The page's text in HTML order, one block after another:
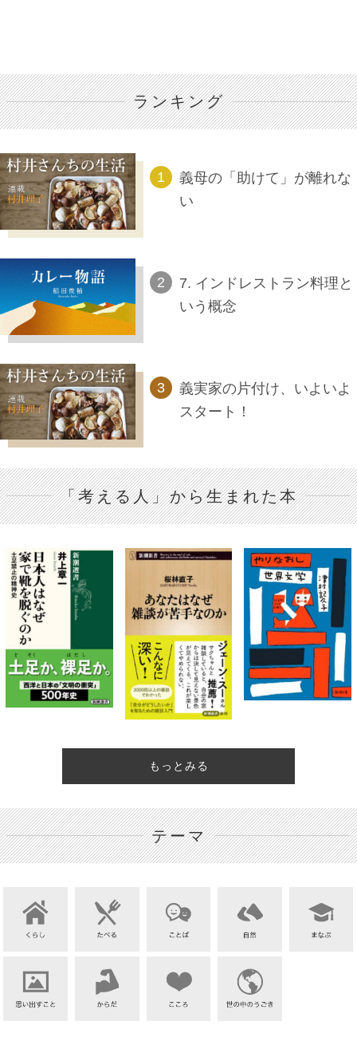
ランキング
義母の「助けて」が離れな
い
7. インドレストラン料理と
いう概念
義実家の片付け、いよいよ
スタート！
「考える人」から生まれた本
もっとみる
テーマ